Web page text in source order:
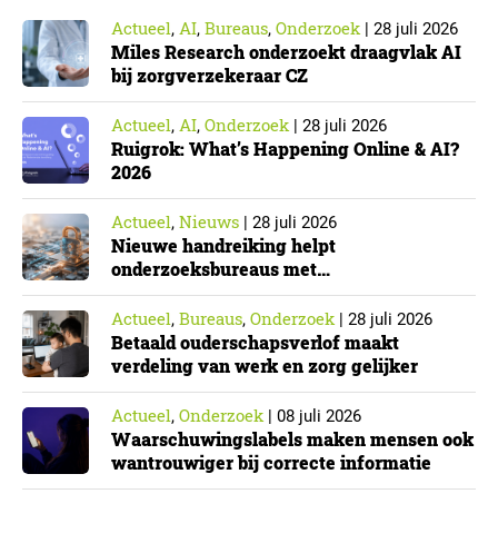
Actueel, AI, Bureaus, Onderzoek| 28 juli 2026
Miles Research onderzoekt draagvlak AI
bij zorgverzekeraar CZ
Actueel, AI, Onderzoek| 28 juli 2026
Ruigrok: What’s Happening Online & AI?
2026
Actueel, Nieuws | 28 juli 2026
Nieuwe handreiking helpt
onderzoeksbureaus met
Cyberbeveiligingswet
Actueel, Bureaus, Onderzoek| 28 juli 2026
Betaald ouderschapsverlof maakt
verdeling van werk en zorg gelijker
Actueel, Onderzoek| 08 juli 2026
Waarschuwingslabels maken mensen ook
wantrouwiger bij correcte informatie